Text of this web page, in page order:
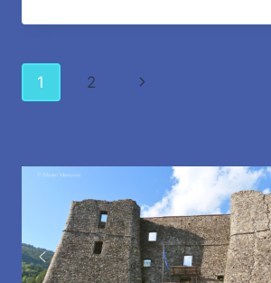
MIC
RIEVOCAZIONE
Navigazione
1 2
Pagina